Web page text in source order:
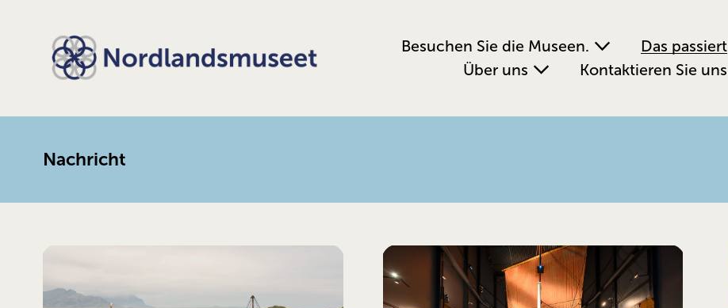
Besuchen Sie die Museen.
Das passiert
Über uns
Kontaktieren Sie uns
Nachricht